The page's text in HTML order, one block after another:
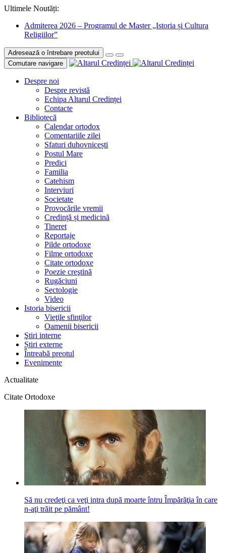
Ultimele Noutăți:
Admiterea 2026 – Programul de Master „Istoria și Cultura
Religiilor”
Adresează o întrebare preotului
Comutare navigare
Despre noi
Despre revistă
Echipa Altarul Credinței
Contacte
Bibliotecă
Calendar ortodox
Comentariile zilei
Sfaturi duhovnicești
Postul Mare
Predici
Familia
Catehism
Interviuri
Societate
Provocările vremii
Credință și medicină
Tineret
Reportaje
Pilde ortodoxe
Filme ortodoxe
Citate ortodoxe
Poezie creştină
Rugăciuni
Sectologie
Video
Istoria bisericii
Vieţile sfinţilor
Oamenii bisericii
Ştiri interne
Știri externe
Întreabă preotul
Evenimente
Actualitate
Citate Ortodoxe
Să nu credeţi ca veţi intra după moarte întru Împărăţia în care
n-aţi trăit pe pă­mânt!